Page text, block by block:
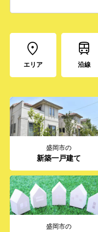
エリア 沿線
盛岡市の
新築一戸建て
盛岡市の